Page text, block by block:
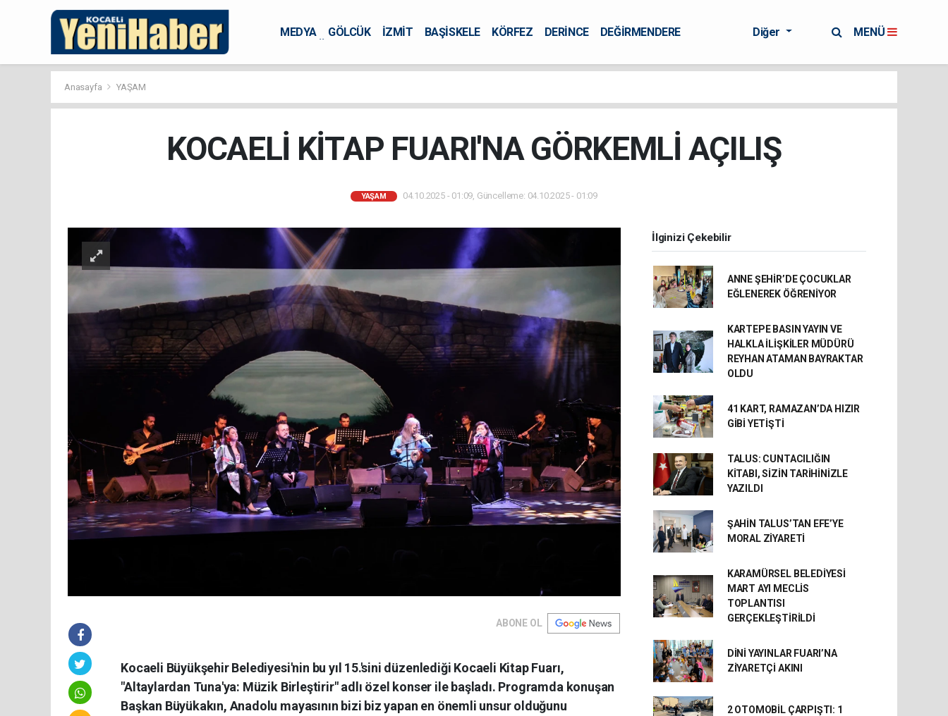
MEDYA GÖLCÜK İZMİT BAŞİSKELE KÖRFEZ DERİNCE
DEĞİRMENDERE
Diğer MENÜ
Anasayfa YAŞAM
KOCAELİ KİTAP FUARI'NA GÖRKEMLİ AÇILIŞ
YAŞAM 04.10.2025 - 01:09, Güncelleme: 04.10.2025 - 01:09
ABONE OL
Kocaeli Büyükşehir Belediyesi'nin bu yıl 15.'sini düzenlediği Kocaeli Kitap Fuarı,
"Altaylardan Tuna'ya: Müzik Birleştirir" adlı özel konser ile başladı. Programda konuşan
Başkan Büyükakın, Anadolu mayasının bizi biz yapan en önemli unsur olduğunu
İlginizi Çekebilir
ANNE ŞEHİR’DE ÇOCUKLAR
EĞLENEREK ÖĞRENİYOR
KARTEPE BASIN YAYIN VE
HALKLA İLİŞKİLER MÜDÜRÜ
REYHAN ATAMAN BAYRAKTAR
OLDU
41 KART, RAMAZAN’DA HIZIR
GİBİ YETİŞTİ
TALUS: CUNTACILIĞIN
KİTABI, SİZİN TARİHİNİZLE
YAZILDI
ŞAHİN TALUS’TAN EFE’YE
MORAL ZİYARETİ
KARAMÜRSEL BELEDİYESİ
MART AYI MECLİS
TOPLANTISI
GERÇEKLEŞTİRİLDİ
DİNİ YAYINLAR FUARI’NA
ZİYARETÇİ AKINI
2 OTOMOBİL ÇARPIŞTI: 1